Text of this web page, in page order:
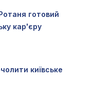
готовий
кар'єру
київське